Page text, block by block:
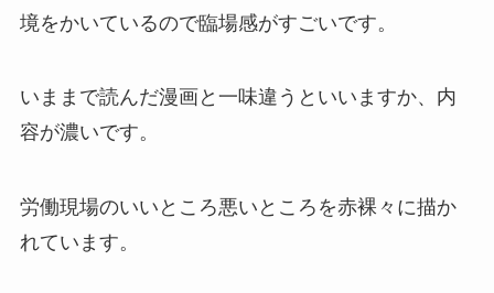
境をかいているので臨場感がすごいです。
いままで読んだ漫画と一味違うといいますか、内
容が濃いです。
労働現場のいいところ悪いところを赤裸々に描か
れています。